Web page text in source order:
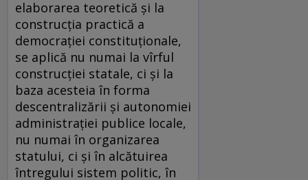
elaborarea teoretică și la
construcția practică a
democrației constituționale,
se aplică nu numai la vîrful
construcției statale, ci și la
baza acesteia în forma
descentralizării și autonomiei
administrației publice locale,
nu numai în organizarea
statului, ci și în alcătuirea
întregului sistem politic, în